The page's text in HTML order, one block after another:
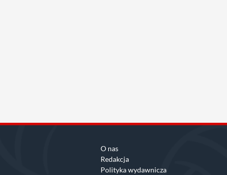
O nas
Redakcja
Polityka wydawnicza